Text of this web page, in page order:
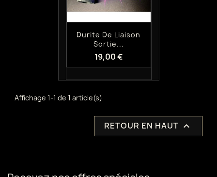
Aperçu rapide
Durite De Liaison
Sortie...
19,00 €
Affichage 1-1 de 1 article(s)
RETOUR EN HAUT 